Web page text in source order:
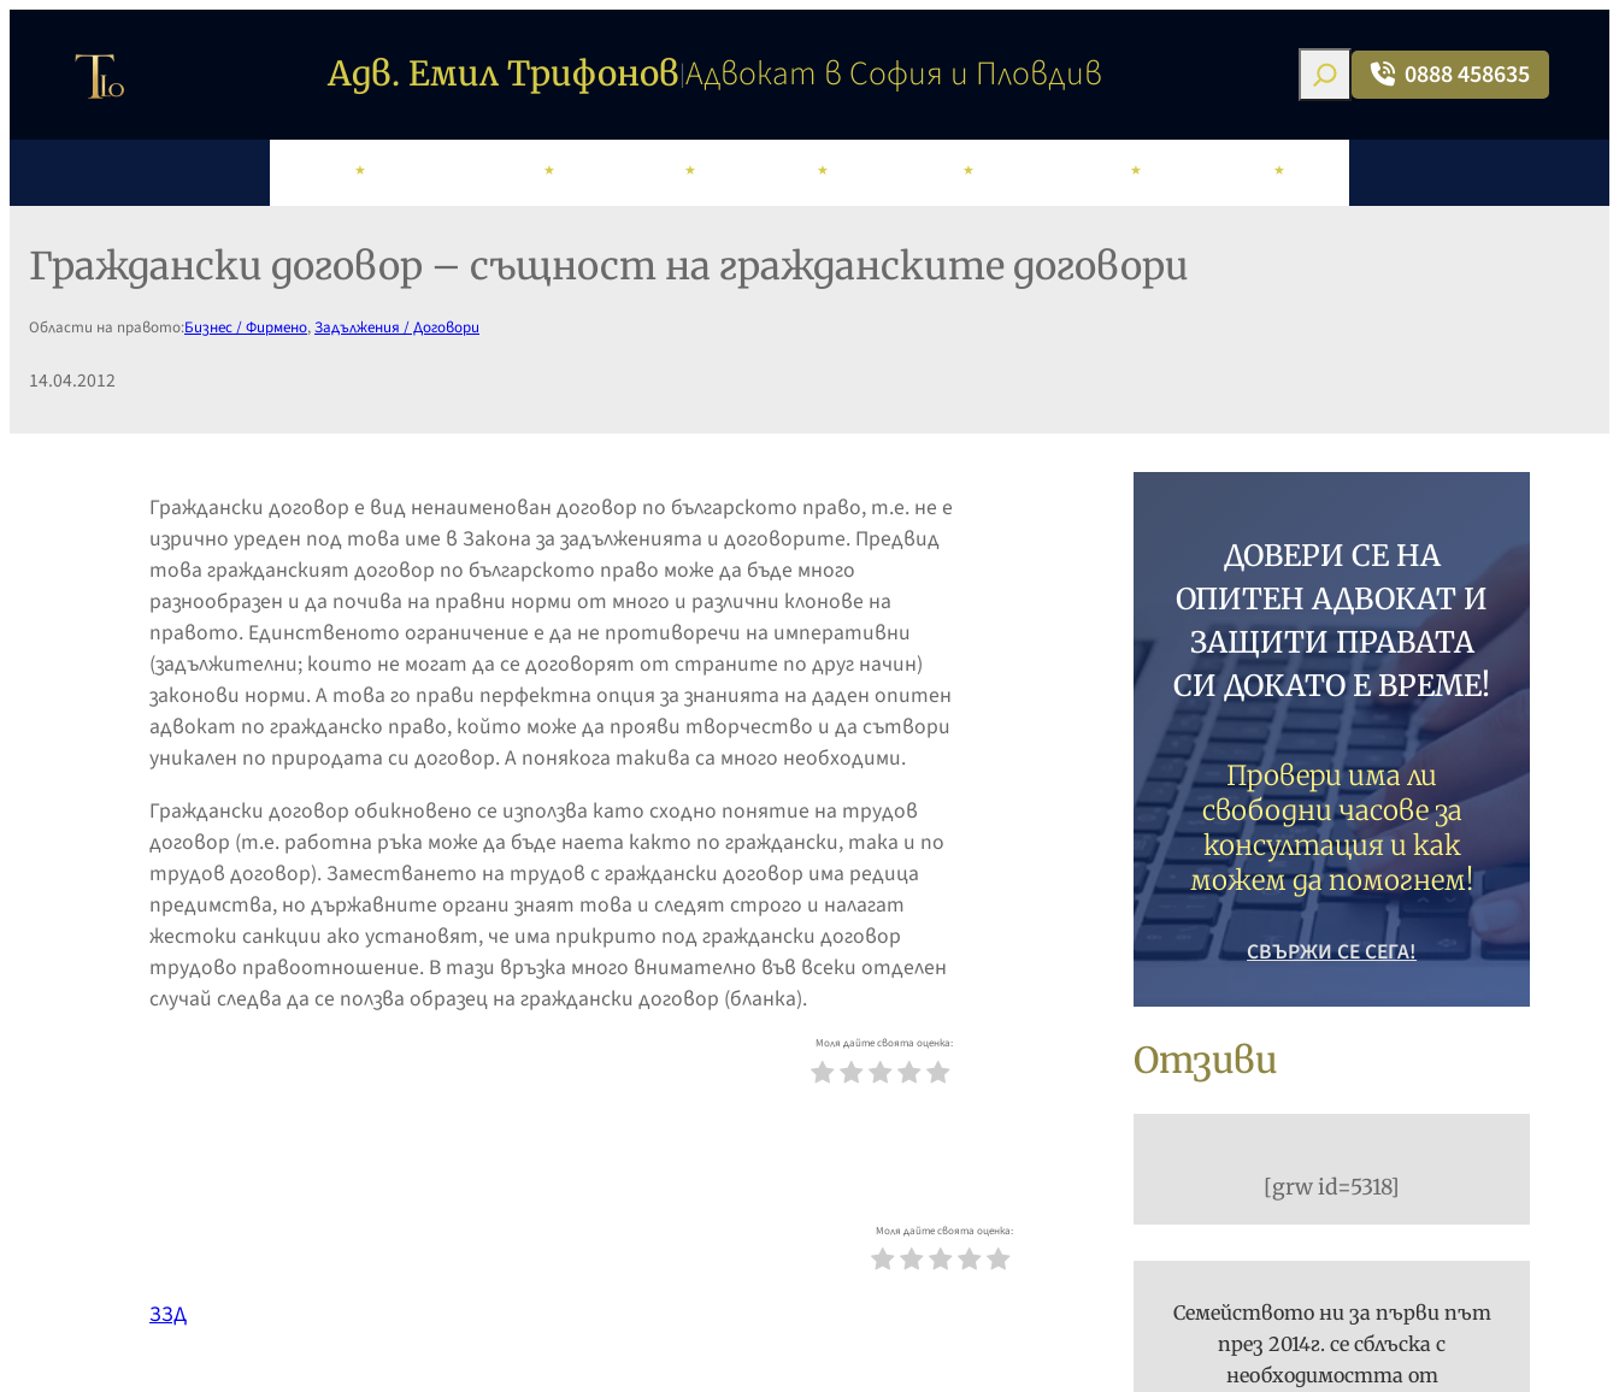
съдържанието
Адв. Емил Трифонов|Адвокат в София и Пловдив Search
0888 458635
Граждански договор – същност на гражданските договори
Области на правото:Бизнес / Фирмено, Задължения / Договори
14.04.2012
Граждански договор е вид ненаименован договор по българското право, т.е. не е
изрично уреден под това име в Закона за задълженията и договорите. Предвид
това гражданският договор по българското право може да бъде много
разнообразен и да почива на правни норми от много и различни клонове на
правото. Единственото ограничение е да не противоречи на императивни
(задължителни; които не могат да се договорят от страните по друг начин)
законови норми. А това го прави перфектна опция за знанията на даден опитен
адвокат по гражданско право, който може да прояви творчество и да сътвори
уникален по природата си договор. А понякога такива са много необходими.
Граждански договор обикновено се използва като сходно понятие на трудов
договор (т.е. работна ръка може да бъде наета както по граждански, така и по
трудов договор). Заместването на трудов с граждански договор има редица
предимства, но държавните органи знаят това и следят строго и налагат
жестоки санкции ако установят, че има прикрито под граждански договор
трудово правоотношение. В тази връзка много внимателно във всеки отделен
случай следва да се ползва образец на граждански договор (бланка).
Моля дайте своята оценка:
Моля дайте своята оценка:
ЗЗД
ДОВЕРИ СЕ НА
ОПИТЕН АДВОКАТ И
ЗАЩИТИ ПРАВАТА
СИ ДОКАТО Е ВРЕМЕ!
Провери има ли
свободни часове за
консултация и как
можем да помогнем!
СВЪРЖИ СЕ СЕГА!
Отзиви
[grw id=5318]
Семейството ни за първи път
през 2014г. се сблъска с
необходимостта от